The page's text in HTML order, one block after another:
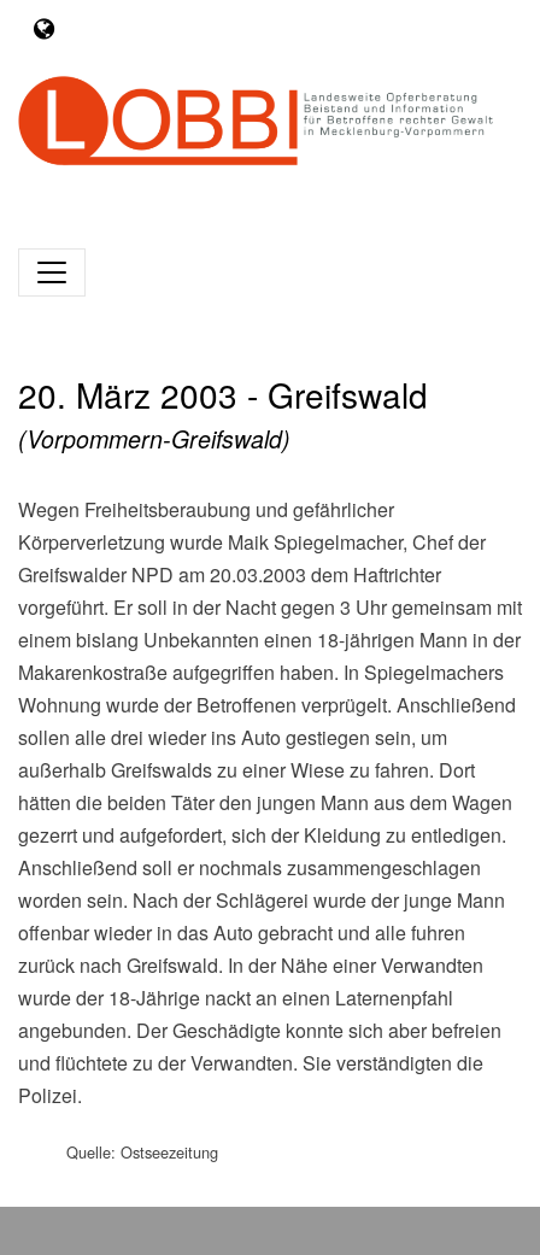
20. März 2003 - Greifswald
(Vorpommern-Greifswald)
Wegen Freiheitsberaubung und gefährlicher
Körperverletzung wurde Maik Spiegelmacher, Chef der
Greifswalder NPD am 20.03.2003 dem Haftrichter
vorgeführt. Er soll in der Nacht gegen 3 Uhr gemeinsam mit
einem bislang Unbekannten einen 18-jährigen Mann in der
Makarenkostraße aufgegriffen haben. In Spiegelmachers
Wohnung wurde der Betroffenen verprügelt. Anschließend
sollen alle drei wieder ins Auto gestiegen sein, um
außerhalb Greifswalds zu einer Wiese zu fahren. Dort
hätten die beiden Täter den jungen Mann aus dem Wagen
gezerrt und aufgefordert, sich der Kleidung zu entledigen.
Anschließend soll er nochmals zusammengeschlagen
worden sein. Nach der Schlägerei wurde der junge Mann
offenbar wieder in das Auto gebracht und alle fuhren
zurück nach Greifswald. In der Nähe einer Verwandten
wurde der 18-Jährige nackt an einen Laternenpfahl
angebunden. Der Geschädigte konnte sich aber befreien
und flüchtete zu der Verwandten. Sie verständigten die
Polizei.
Quelle: Ostseezeitung